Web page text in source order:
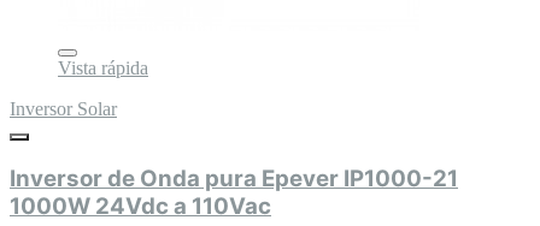
Vista rápida
Inversor Solar
Inversor de Onda pura Epever IP1000-21
1000W 24Vdc a 110Vac